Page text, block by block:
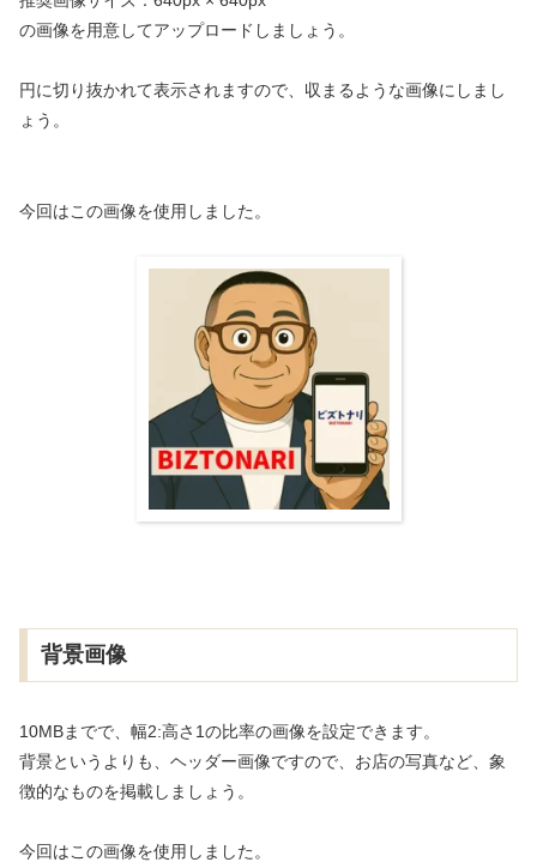
の画像を用意してアップロードしましょう。
円に切り抜かれて表示されますので、収まるような画像にしまし
ょう。
今回はこの画像を使用しました。
背景画像
10MBまでで、幅2:高さ1の比率の画像を設定できます。
背景というよりも、ヘッダー画像ですので、お店の写真など、象
徴的なものを掲載しましょう。
今回はこの画像を使用しました。